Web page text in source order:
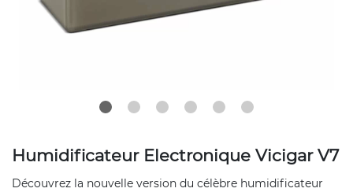
Humidificateur Electronique Vicigar V7
Découvrez la nouvelle version du célèbre humidificateur